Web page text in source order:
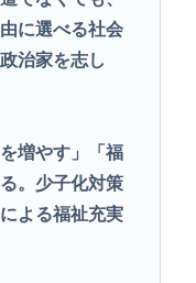
に選べる社会
治家を志し
増やす」「福
。少子化対策
よる福祉充実